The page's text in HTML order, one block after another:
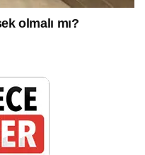
olmalı mı?